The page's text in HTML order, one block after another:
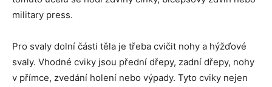
military press.
Pro svaly dolní části těla je třeba cvičit nohy a hýžďové
svaly. Vhodné cviky jsou přední dřepy, zadní dřepy, nohy
v přímce, zvedání holení nebo výpady. Tyto cviky nejen